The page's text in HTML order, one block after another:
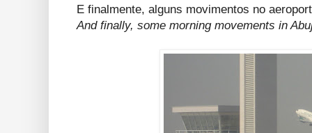
E finalmente, alguns movimentos no
And finally, some morning movements in